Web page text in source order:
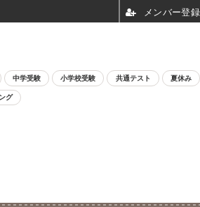
中学受験 小学校受験 共通テスト 夏休み
グ